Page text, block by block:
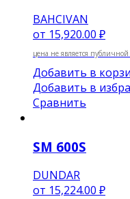
BAHCIVAN
от 15,920.00 ₽
цена не является
Добавить в
Добавить в
Сравнить
SM 600S
DUNDAR
от 15,224.00 ₽